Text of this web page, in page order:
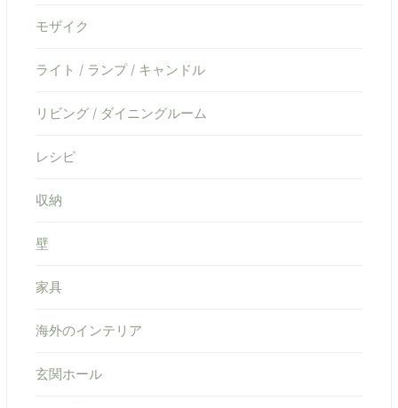
モザイク
ライト / ランプ / キャンドル
リビング / ダイニングルーム
レシピ
収納
壁
家具
海外のインテリア
玄関ホール